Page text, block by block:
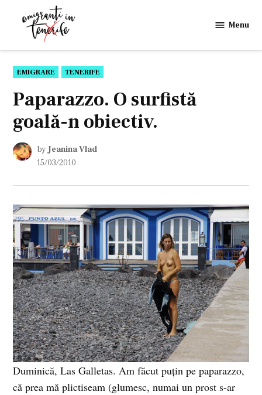
in
Menu
POSTED
IN
EMIGRARE TENERIFE
Paparazzo. O surfistă
goală-n obiectiv.
by Jeanina Vlad
15/03/2010
Duminică, Las Galletas. Am făcut puţin pe paparazzo,
că prea mă plictiseam (glumesc, numai un prost s-ar